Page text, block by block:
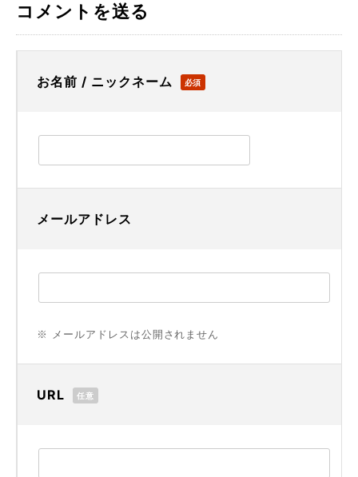
コメントを送る
お名前 / ニックネーム 必須
メールアドレス
※ メールアドレスは公開されません
URL 任意